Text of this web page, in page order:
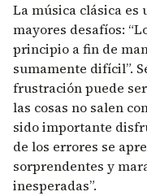
La música clásica es
mayores desafíos:
principio a fin de
sumamente difícil”.
frustración puede
las cosas no salen
sido importante
de los errores se
sorprendentes y
inesperadas”.